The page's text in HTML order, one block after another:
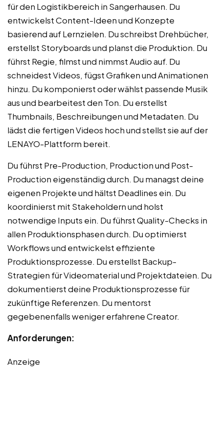
für den Logistikbereich in Sangerhausen. Du
entwickelst Content-Ideen und Konzepte
basierend auf Lernzielen. Du schreibst Drehbücher,
erstellst Storyboards und planst die Produktion. Du
führst Regie, filmst und nimmst Audio auf. Du
schneidest Videos, fügst Grafiken und Animationen
hinzu. Du komponierst oder wählst passende Musik
aus und bearbeitest den Ton. Du erstellst
Thumbnails, Beschreibungen und Metadaten. Du
lädst die fertigen Videos hoch und stellst sie auf der
LENAYO-Plattform bereit.
Du führst Pre-Production, Production und Post-
Production eigenständig durch. Du managst deine
eigenen Projekte und hältst Deadlines ein. Du
koordinierst mit Stakeholdern und holst
notwendige Inputs ein. Du führst Quality-Checks in
allen Produktionsphasen durch. Du optimierst
Workflows und entwickelst effiziente
Produktionsprozesse. Du erstellst Backup-
Strategien für Videomaterial und Projektdateien. Du
dokumentierst deine Produktionsprozesse für
zukünftige Referenzen. Du mentorst
gegebenenfalls weniger erfahrene Creator.
Anforderungen:
Anzeige